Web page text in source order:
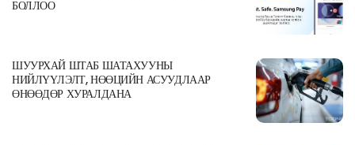
БОЛЛОО
ШУУРХАЙ ШТАБ ШАТАХУУНЫ
НИЙЛҮҮЛЭЛТ, НӨӨЦИЙН АСУУДЛААР
ӨНӨӨДӨР ХУРАЛДАНА